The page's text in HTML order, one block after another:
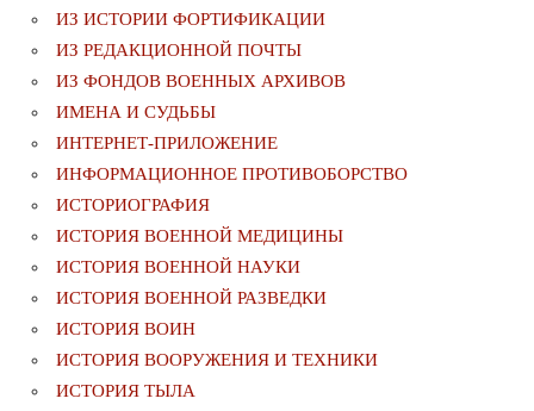
ИЗ ИСТОРИИ ФОРТИФИКАЦИИ
ИЗ РЕДАКЦИОННОЙ ПОЧТЫ
ИЗ ФОНДОВ ВОЕННЫХ АРХИВОВ
ИМЕНА И СУДЬБЫ
ИНТЕРНЕТ-ПРИЛОЖЕНИЕ
ИНФОРМАЦИОННОЕ ПРОТИВОБОРСТВО
ИСТОРИОГРАФИЯ
ИСТОРИЯ ВОЕННОЙ МЕДИЦИНЫ
ИСТОРИЯ ВОЕННОЙ НАУКИ
ИСТОРИЯ ВОЕННОЙ РАЗВЕДКИ
ИСТОРИЯ ВОИН
ИСТОРИЯ ВООРУЖЕНИЯ И ТЕХНИКИ
ИСТОРИЯ ТЫЛА